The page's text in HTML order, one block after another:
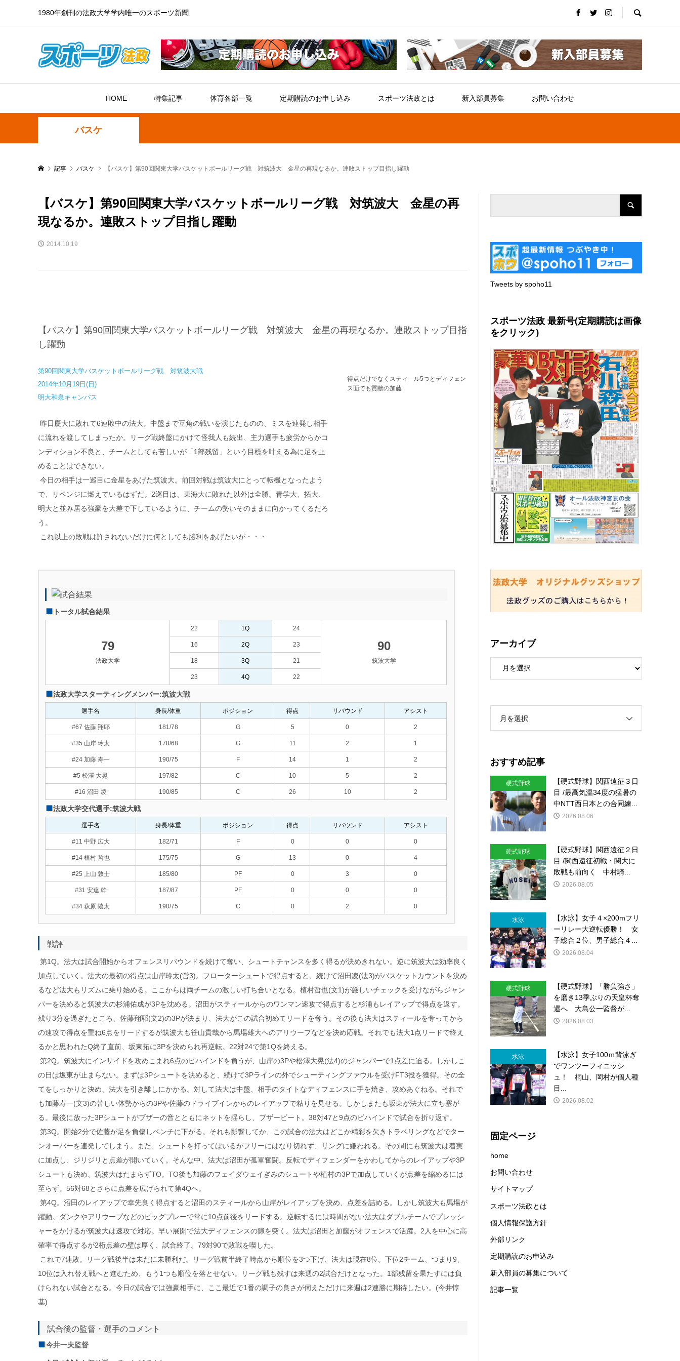
1980年創刊の法政大学学内唯一のスポーツ新聞
HOME 特集記事 体育各部一覧 定期購読のお申し込み スポーツ法政とは 新入部員募集 お問い合わせ
バスケ
記事 バスケ 【バスケ】第90回関東大学バスケットボールリーグ戦 対筑波大 金星の再現なるか。連敗ストップ目指し躍動
【バスケ】第90回関東大学バスケットボールリーグ戦 対筑波大 金星の再
現なるか。連敗ストップ目指し躍動
2014.10.19
【バスケ】第90回関東大学バスケットボールリーグ戦 対筑波大 金星の再現なるか。連敗ストップ目指
し躍動
第90回関東大学バスケットボールリーグ戦 対筑波大戦
2014年10月19日(日)
明大和泉キャンパス
昨日慶大に敗れて6連敗中の法大。中盤まで互角の戦いを演じたものの、ミスを連発し相手
に流れを渡してしまったか。リーグ戦終盤にかけて怪我人も続出、主力選手も疲労からかコ
ンディション不良と、チームとしても苦しいが「1部残留」という目標を叶える為に足を止
めることはできない。
今日の相手は一巡目に金星をあげた筑波大。前回対戦は筑波大にとって転機となったよう
で、リベンジに燃えているはずだ。2巡目は、東海大に敗れた以外は全勝。青学大、拓大、
明大と並み居る強豪を大差で下しているように、チームの勢いそのままに向かってくるだろ
う。
これ以上の敗戦は許されないだけに何としても勝利をあげたいが・・・
得点だけでなくスティ―ル5つとディフェン
ス面でも貢献の加藤
トータル試合結果
79
法政大学
22 1Q 24
90
筑波大学
16 2Q 23
18 3Q 21
23 4Q 22
法政大学スターティングメンバー:筑波大戦
選手名 身長/体重 ポジション 得点 リバウンド アシスト
#67 佐藤 翔耶 181/78 G 5 0 2
#35 山岸 玲太 178/68 G 11 2 1
#24 加藤 寿一 190/75 F 14 1 2
#5 松澤 大晃 197/82 C 10 5 2
#16 沼田 凌 190/85 C 26 10 2
法政大学交代選手:筑波大戦
選手名 身長/体重 ポジション 得点 リバウンド アシスト
#11 中野 広大 182/71 F 0 0 0
#14 植村 哲也 175/75 G 13 0 4
#25 上山 敦士 185/80 PF 0 3 0
#31 安達 幹 187/87 PF 0 0 0
#34 萩原 陵太 190/75 C 0 2 0
戦評
第1Q。法大は試合開始からオフェンスリバウンドを続けて奪い、シュートチャンスを多く得るが決めきれない。逆に筑波大は効率良く
加点していく。法大の最初の得点は山岸玲太(営3)。フローターシュートで得点すると、続けて沼田凌(法3)がバスケットカウントを決め
るなど法大もリズムに乗り始める。ここからは両チームの激しい打ち合いとなる。植村哲也(文1)が厳しいチェックを受けながらジャン
パーを決めると筑波大の杉浦佑成が3Pを沈める。沼田がスティールからのワンマン速攻で得点すると杉浦もレイアップで得点を返す。
残り3分を過ぎたところ、佐藤翔耶(文2)の3Pが決まり、法大がこの試合初めてリードを奪う。その後も法大はスティールを奪ってから
の速攻で得点を重ね6点をリードするが筑波大も笹山貴哉から馬場雄大へのアリウープなどを決め応戦。それでも法大1点リードで終え
るかと思われたQ終了直前、坂東拓に3Pを決められ再逆転。22対24で第1Qを終える。
第2Q。筑波大にインサイドを攻めこまれ6点のビハインドを負うが、山岸の3Pや松澤大晃(法4)のジャンパーで1点差に迫る。しかしこ
の日は坂東が止まらない。まずは3Pシュートを決めると、続けて3Pラインの外でシューティングファウルを受けFT3投を獲得。その全
てをしっかりと決め、法大を引き離しにかかる。対して法大は中盤、相手のタイトなディフェンスに手を焼き、攻めあぐねる。それで
も加藤寿一(文3)の苦しい体勢からの3Pや佐藤のドライブインからのレイアップで粘りを見せる。しかしまたも坂東が法大に立ち塞が
る。最後に放った3Pシュートがブザーの音とともにネットを揺らし、ブザービート。38対47と9点のビハインドで試合を折り返す。
第3Q。開始2分で佐藤が足を負傷しベンチに下がる。それも影響してか、この試合の法大はどこか精彩を欠きトラベリングなどでター
ンオーバーを連発してしまう。また、シュートを打ってはいるがフリーにはなり切れず、リングに嫌われる。その間にも筑波大は着実
に加点し、ジリジリと点差が開いていく。そんな中、法大は沼田が孤軍奮闘。反転でディフェンダーをかわしてからのレイアップや3P
シュートも決め、筑波大はたまらずTO。TO後も加藤のフェイダウェイぎみのシュートや植村の3Pで加点していくが点差を縮めるには
至らず。56対68とさらに点差を広げられて第4Qへ。
第4Q。沼田のレイアップで幸先良く得点すると沼田のスティールから山岸がレイアップを決め、点差を詰める。しかし筑波大も馬場が
躍動。ダンクやアリウープなどのビッグプレーで常に10点前後をリードする。逆転するには時間がない法大はダブルチームでプレッシ
ャーをかけるが筑波大は速攻で対応。早い展開で法大ディフェンスの隙を突く。法大は沼田と加藤がオフェンスで活躍。2人を中心に高
確率で得点するが2桁点差の壁は厚く、試合終了。79対90で敗戦を喫した。
これで7連敗。リーグ戦後半は未だに未勝利だ。リーグ戦前半終了時点から順位を3つ下げ、法大は現在8位。下位2チーム、つまり9、
10位は入れ替え戦へと進むため、もう1つも順位を落とせない。リーグ戦も残すは来週の2試合だけとなった。1部残留を果たすには負
けられない試合となる。今日の試合では強豪相手に、ここ最近で1番の調子の良さが伺えただけに来週は2連勝に期待したい。(今井惇
基)
試合後の監督・選手のコメント
今井一夫監督
Tweets by spoho11
スポーツ法政 最新号(定期購読は画像
をクリック)
アーカイブ
月を選択
おすすめ記事
硬式野球
【硬式野球】関西遠征３日
目 /最高気温34度の猛暑の
中NTT西日本との合同練...
2026.08.06
硬式野球
【硬式野球】関西遠征２日
目 /関西遠征初戦・関大に
敗戦も前向く 中村騎...
2026.08.05
水泳
【水泳】女子４×200mフリ
ーリレー大逆転優勝！ 女
子総合２位、男子総合４...
2026.08.04
硬式野球
【硬式野球】「勝負強さ」
を磨き13季ぶりの天皇杯奪
還へ 大島公一監督が...
2026.08.03
水泳
【水泳】女子100ｍ背泳ぎ
でワンツーフィニッシ
ュ！ 桐山、岡村が個人種
目...
2026.08.02
固定ページ
home
お問い合わせ
サイトマップ
スポーツ法政とは
個人情報保護方針
外部リンク
定期購読のお申込み
新入部員の募集について
記事一覧